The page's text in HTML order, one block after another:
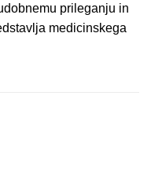
prileganju in
medicinskega